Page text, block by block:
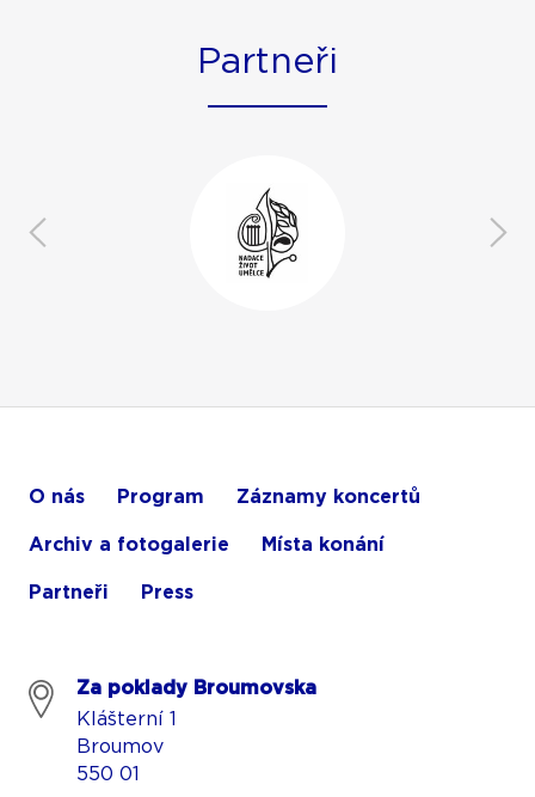
Partneři
O nás Program Záznamy koncertů
Archiv a fotogalerie Místa konání
Partneři Press
Za poklady Broumovska
Klášterní 1
Broumov
550 01